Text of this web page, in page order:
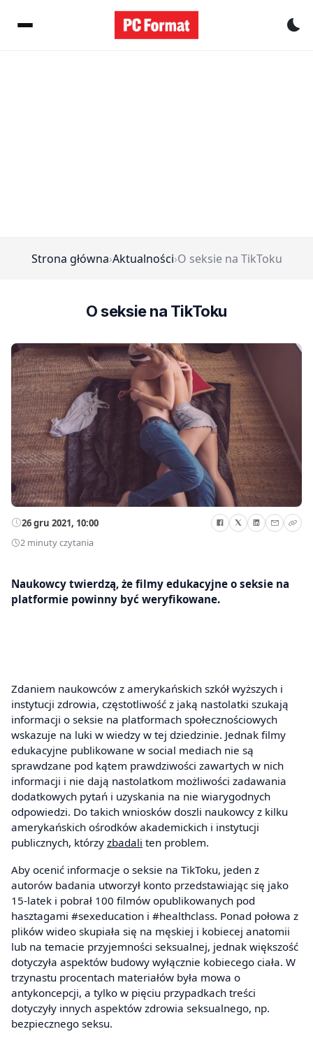
Strona główna›Aktualności›O seksie na TikToku
O seksie na TikToku
26 gru 2021, 10:00
2 minuty czytania
Naukowcy twierdzą, że filmy edukacyjne o seksie na
platformie powinny być weryfikowane.
Zdaniem naukowców z amerykańskich szkół wyższych i
instytucji zdrowia, częstotliwość z jaką nastolatki szukają
informacji o seksie na platformach społecznościowych
wskazuje na luki w wiedzy w tej dziedzinie. Jednak filmy
edukacyjne publikowane w social mediach nie są
sprawdzane pod kątem prawdziwości zawartych w nich
informacji i nie dają nastolatkom możliwości zadawania
dodatkowych pytań i uzyskania na nie wiarygodnych
odpowiedzi. Do takich wniosków doszli naukowcy z kilku
amerykańskich ośrodków akademickich i instytucji
publicznych, którzy zbadali ten problem.
Aby ocenić informacje o seksie na TikToku, jeden z
autorów badania utworzył konto przedstawiając się jako
15-latek i pobrał 100 filmów opublikowanych pod
hasztagami #sexeducation i #healthclass. Ponad połowa z
plików wideo skupiała się na męskiej i kobiecej anatomii
lub na temacie przyjemności seksualnej, jednak większość
dotyczyła aspektów budowy wyłącznie kobiecego ciała. W
trzynastu procentach materiałów była mowa o
antykoncepcji, a tylko w pięciu przypadkach treści
dotyczyły innych aspektów zdrowia seksualnego, np.
bezpiecznego seksu.